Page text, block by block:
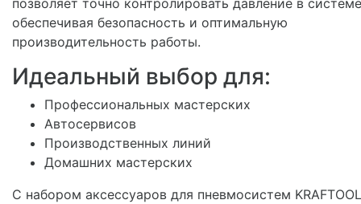
обеспечивая безопасность и оптимальную
производительность работы.
Идеальный выбор для:
Профессиональных мастерских
Автосервисов
Производственных линий
Домашних мастерских
С набором аксессуаров для пневмосистем KRAFTOOL